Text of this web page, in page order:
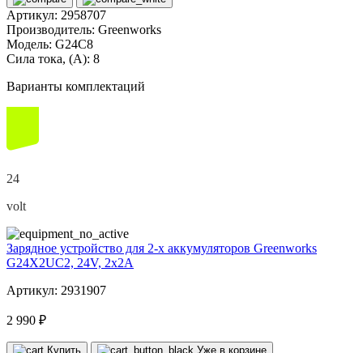
Артикул: 2958707
Производитель: Greenworks
Модель: G24C8
Сила тока, (А): 8
Варианты комплектаций
24
volt
Зарядное устройство для 2-х аккумуляторов Greenworks
G24X2UC2, 24V, 2x2А
Артикул: 2931907
2 990 ₽
Купить Уже в корзине